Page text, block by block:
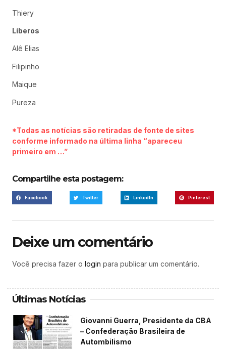
Thiery
Líberos
Alê Elias
Filipinho
Maique
Pureza
*Todas as notícias são retiradas de fonte de sites
conforme informado na última linha “apareceu
primeiro em …”
Compartilhe esta postagem:
Facebook Twitter LinkedIn Pinterest
Deixe um comentário
Você precisa fazer o login para publicar um comentário.
Últimas Notícias
Giovanni Guerra, Presidente da CBA
– Confederação Brasileira de
Autombilismo